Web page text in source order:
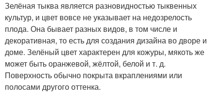
Зелёная тыква является разновидностью тыквенных
культур, и цвет вовсе не указывает на недозрелость
плода. Она бывает разных видов, в том числе и
декоративная, то есть для создания дизайна во дворе и
доме. Зелёный цвет характерен для кожуры, мякоть же
может быть оранжевой, жёлтой, белой и т. д.
Поверхность обычно покрыта вкраплениями или
полосами другого оттенка.